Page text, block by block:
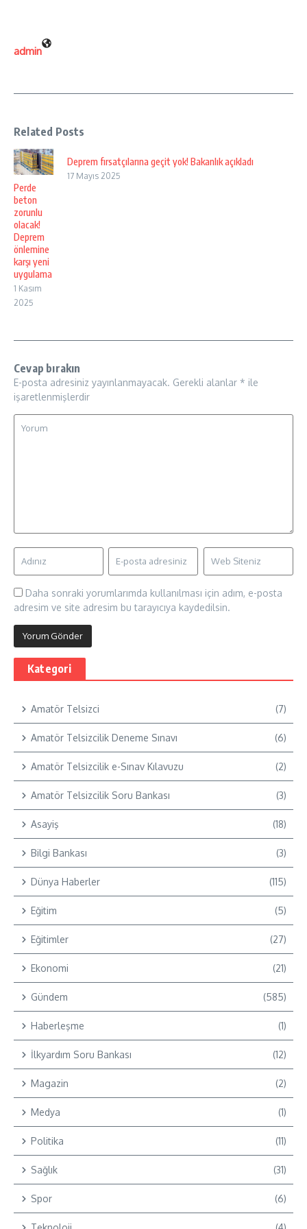
admin
Related Posts
Perde
beton
zorunlu
olacak!
Deprem
önlemine
karşı yeni
uygulama
1 Kasım
2025
Deprem fırsatçılarına geçit yok! Bakanlık açıkladı
17 Mayıs 2025
Cevap bırakın
E-posta adresiniz yayınlanmayacak. Gerekli alanlar * ile
işaretlenmişlerdir
Daha sonraki yorumlarımda kullanılması için adım, e-posta
adresim ve site adresim bu tarayıcıya kaydedilsin.
Kategori
Amatör Telsizci (7)
Amatör Telsizcilik Deneme Sınavı (6)
Amatör Telsizcilik e-Sınav Kılavuzu (2)
Amatör Telsizcilik Soru Bankası (3)
Asayiş (18)
Bilgi Bankası (3)
Dünya Haberler (115)
Eğitim (5)
Eğitimler (27)
Ekonomi (21)
Gündem (585)
Haberleşme (1)
İlkyardım Soru Bankası (12)
Magazin (2)
Medya (1)
Politika (11)
Sağlık (31)
Spor (6)